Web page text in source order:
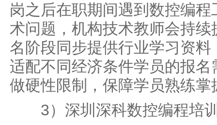
岗之后在职期间遇到数控编
术问题，机构技术教师会持
名阶段同步提供行业学习资
适配不同经济条件学员的报
做硬性限制，保障学员熟练
3）深圳深科数控编程培